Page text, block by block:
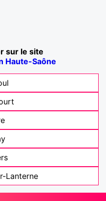
sur le site
Haute-Saône
Lanterne